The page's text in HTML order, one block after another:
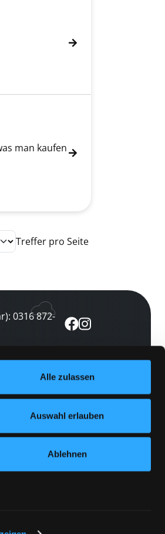
Alle zulassen
Auswahl erlauben
Ablehnen
man kaufen
Treffer pro Seite
0316 872-